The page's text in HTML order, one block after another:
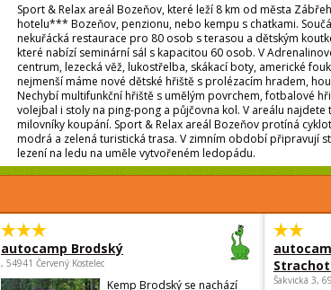
Sport & Relax areál Bozeňov, které leží 8 km od města
hotelu*** Bozeňov, penzionu, nebo kempu s chatkami.
nekuřácká restaurace pro 80 osob s terasou a dětským
které nabízí seminární sál s kapacitou 60 osob. V
centrum, lezecká věž, lukostřelba, skákací boty, americké
nejmenší máme nové dětské hřiště s prolézacím hradem,
Nechybí multifunkční hřiště s umělým povrchem, fotbalové
volejbal i stoly na ping-pong a půjčovna kol. V areálu najdete
milovníky koupání. Sport & Relax areál Bozeňov protíná
modrá a zelená turistická trasa. V zimním období připravují
lezení na ledu na uměle vytvořeném ledopádu.
autocamp Brodský
, 54941 Červený Kostelec
Kemp Brodský se nachází Šakvická 3,